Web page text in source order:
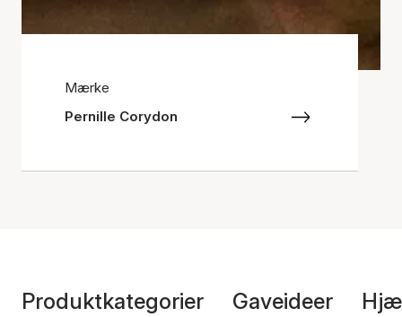
Mærke
Pernille Corydon
Produktkategorier Gaveideer